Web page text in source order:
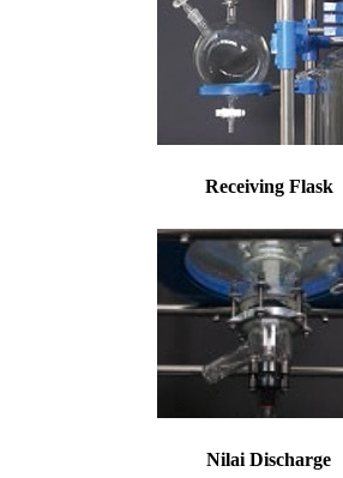
Receiving Flask
Nilai Discharge